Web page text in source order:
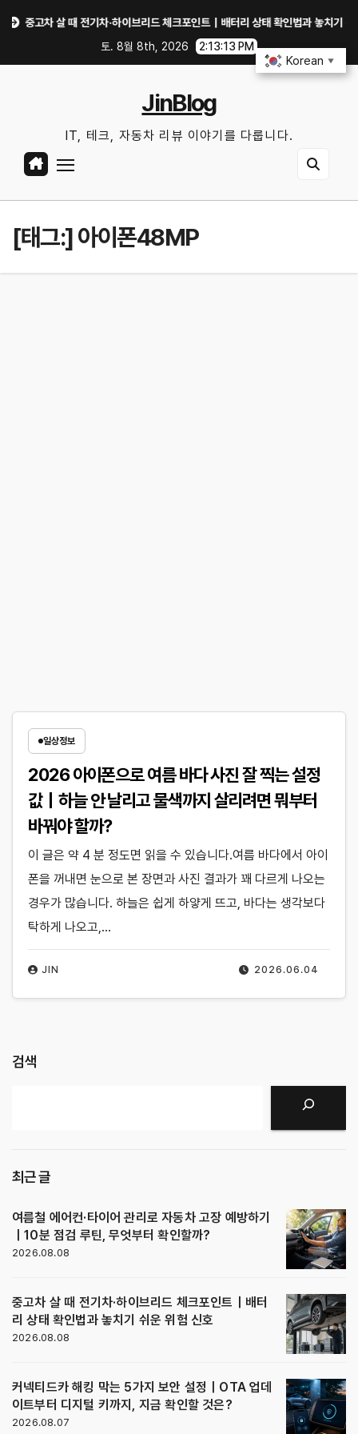
고차 살 때 전기차·하이브리드 체크포인트｜배터리 상태 확인법과 놓치기 쉬운 위
토. 8월 8th, 2026
2:13:13 PM
JinBlog
IT, 테크, 자동차 리뷰 이야기를 다룹니다.
[태그:]아이폰48MP
일상정보
2026 아이폰으로 여름 바다 사진 잘 찍는 설정
값｜하늘 안 날리고 물색까지 살리려면 뭐부터
바꿔야 할까?
2026.06.04
JIN
이 글은 약 4 분 정도면 읽을 수 있습니다.여름 바다에서 아이
폰을 꺼내면 눈으로 본 장면과 사진 결과가 꽤 다르게 나오는
경우가 많습니다. 하늘은 쉽게 하얗게 뜨고, 바다는 생각보다
탁하게 나오고,…
검색
최근 글
여름철 에어컨·타이어 관리로 자동차 고장 예방하기
｜10분 점검 루틴, 무엇부터 확인할까?
2026.08.08
중고차 살 때 전기차·하이브리드 체크포인트｜배터
리 상태 확인법과 놓치기 쉬운 위험 신호
2026.08.08
커넥티드카 해킹 막는 5가지 보안 설정｜OTA 업데
이트부터 디지털 키까지, 지금 확인할 것은?
2026.08.07
Korean ▼